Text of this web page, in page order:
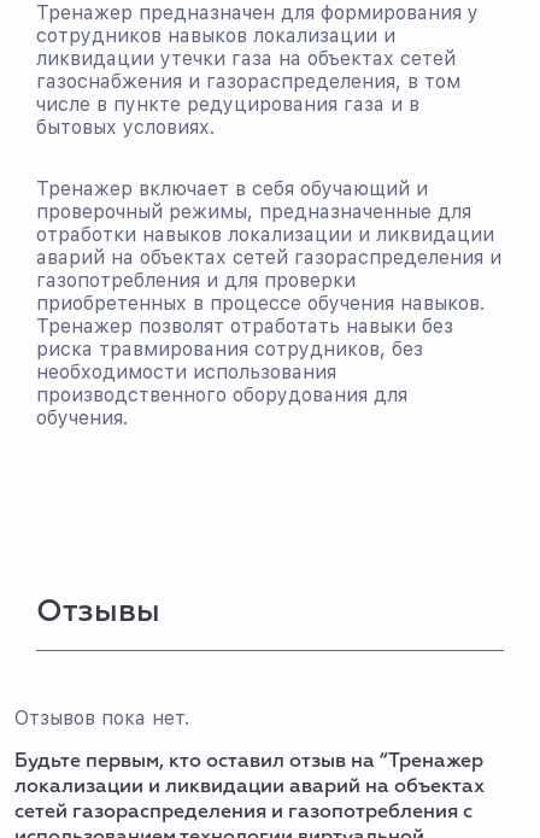
Тренажер предназначен для формирования у
сотрудников навыков локализации и
ликвидации утечки газа на объектах сетей
газоснабжения и газораспределения, в том
числе в пункте редуцирования газа и в
бытовых условиях.
Тренажер включает в себя обучающий и
проверочный режимы, предназначенные для
отработки навыков локализации и ликвидации
аварий на объектах сетей газораспределения и
газопотребления и для проверки
приобретенных в процессе обучения навыков.
Тренажер позволят отработать навыки без
риска травмирования сотрудников, без
необходимости использования
производственного оборудования для
обучения.
Отзывы
Отзывов пока нет.
Будьте первым, кто оставил отзыв на “Тренажер
локализации и ликвидации аварий на объектах
сетей газораспределения и газопотребления с